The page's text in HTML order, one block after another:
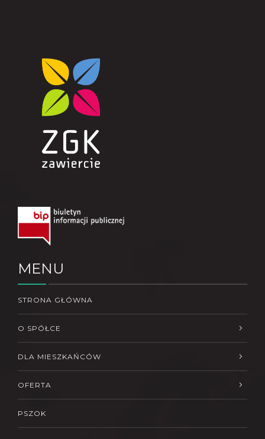
MENU
STRONA GŁÓWNA
O SPÓŁCE
DLA MIESZKAŃCÓW
OFERTA
PSZOK